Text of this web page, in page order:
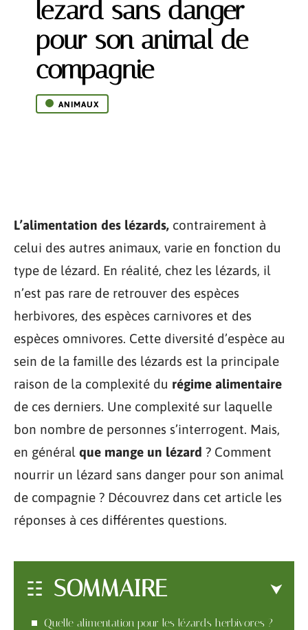
lezard sans danger
pour son animal de
compagnie
ANIMAUX
L’alimentation des lézards, contrairement à
celui des autres animaux, varie en fonction du
type de lézard. En réalité, chez les lézards, il
n’est pas rare de retrouver des espèces
herbivores, des espèces carnivores et des
espèces omnivores. Cette diversité d’espèce au
sein de la famille des lézards est la principale
raison de la complexité du régime alimentaire
de ces derniers. Une complexité sur laquelle
bon nombre de personnes s’interrogent. Mais,
en général que mange un lézard ? Comment
nourrir un lézard sans danger pour son animal
de compagnie ? Découvrez dans cet article les
réponses à ces différentes questions.
SOMMAIRE
Quelle alimentation pour les lézards herbivores ?